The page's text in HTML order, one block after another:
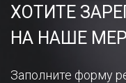
ХОТИТЕ
НА НАШЕ
Заполните форму